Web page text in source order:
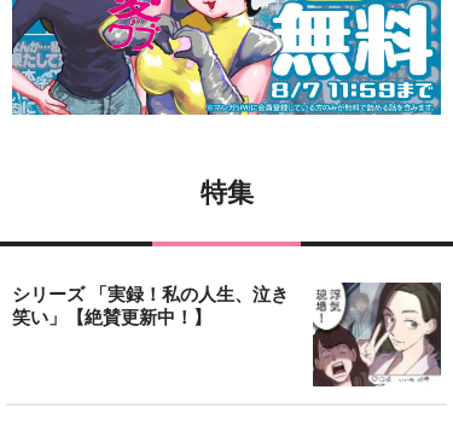
特集
シリーズ 「実録！私の人生、泣き
笑い」【絶賛更新中！】